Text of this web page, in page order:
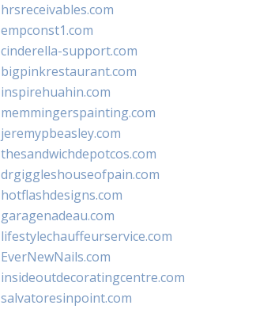
hrsreceivables.com
empconst1.com
cinderella-support.com
bigpinkrestaurant.com
inspirehuahin.com
memmingerspainting.com
jeremypbeasley.com
thesandwichdepotcos.com
drgiggleshouseofpain.com
hotflashdesigns.com
garagenadeau.com
lifestylechauffeurservice.com
EverNewNails.com
insideoutdecoratingcentre.com
salvatoresinpoint.com